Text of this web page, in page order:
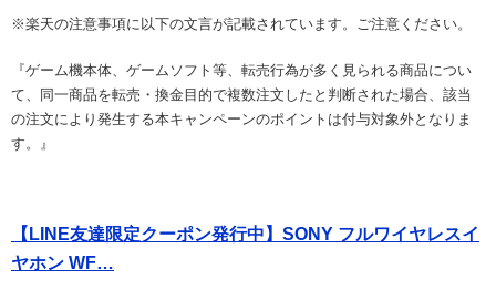
※楽天の注意事項に以下の文言が記載されています。ご注意ください。
『ゲーム機本体、ゲームソフト等、転売行為が多く見られる商品につい
て、同一商品を転売・換金目的で複数注文したと判断された場合、該当
の注文により発生する本キャンペーンのポイントは付与対象外となりま
す。』
【LINE友達限定クーポン発行中】SONY フルワイヤレスイ
ヤホン WF…